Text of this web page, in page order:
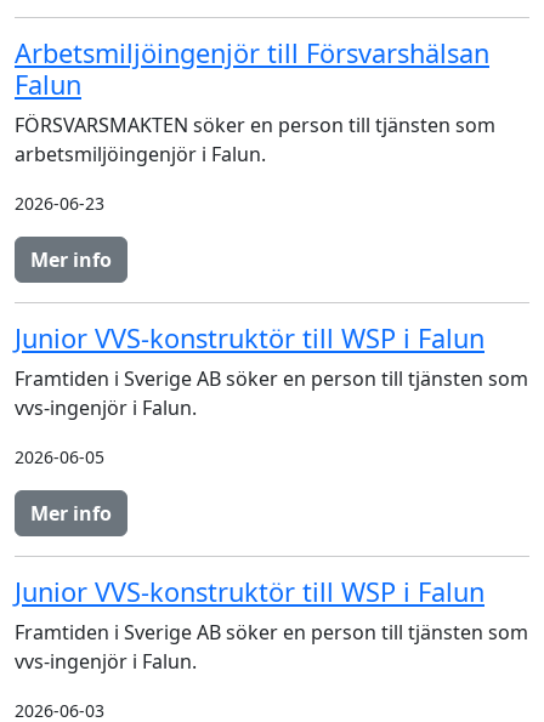
Arbetsmiljöingenjör till Försvarshälsan
Falun
FÖRSVARSMAKTEN söker en person till tjänsten som
arbetsmiljöingenjör i Falun.
2026-06-23
Mer info
Junior VVS-konstruktör till WSP i Falun
Framtiden i Sverige AB söker en person till tjänsten som
vvs-ingenjör i Falun.
2026-06-05
Mer info
Junior VVS-konstruktör till WSP i Falun
Framtiden i Sverige AB söker en person till tjänsten som
vvs-ingenjör i Falun.
2026-06-03